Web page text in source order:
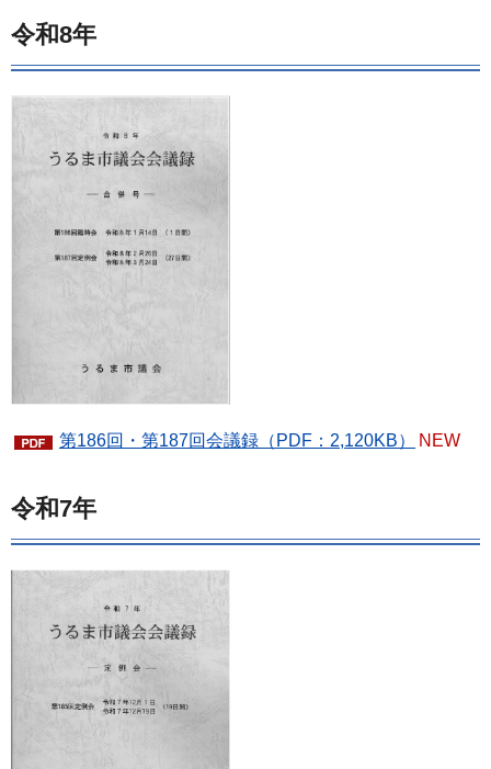
令和8年
第186回・第187回会議録（PDF：2,120KB） NEW
令和7年